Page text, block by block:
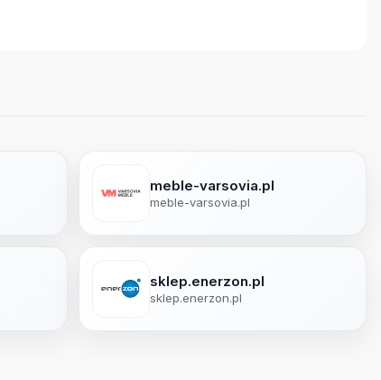
meble-varsovia.pl
meble-varsovia.pl
sklep.enerzon.pl
sklep.enerzon.pl